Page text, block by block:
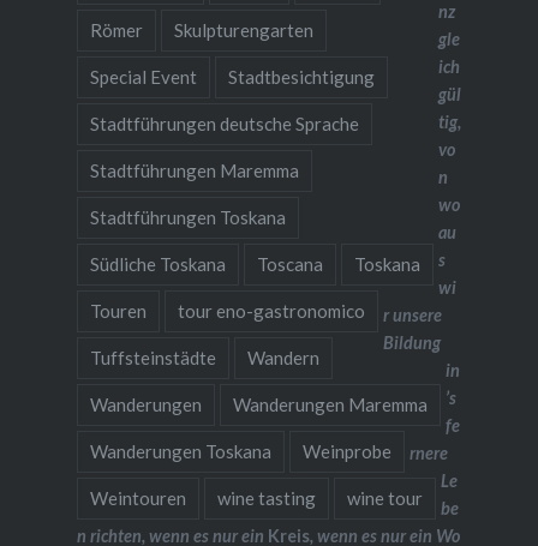
Römer Skulpturengarten
Special Event Stadtbesichtigung
Stadtführungen deutsche Sprache
Stadtführungen Maremma
Stadtführungen Toskana
Südliche Toskana Toscana Toskana
Touren tour eno-gastronomico
Tuffsteinstädte Wandern
Wanderungen Wanderungen Maremma
Wanderungen Toskana Weinprobe
Weintouren wine tasting wine tour
nz
gle
ich
gül
tig,
vo
n
wo
au
s
wi
r unsere
Bildung
in
’s
fe
rnere
Le
be
n richten, wenn es nur ein Kreis, wenn es nur ein Wo